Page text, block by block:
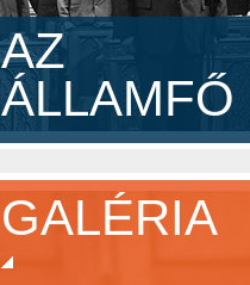
AZ
ÁLLAMFŐ
GALÉRIA